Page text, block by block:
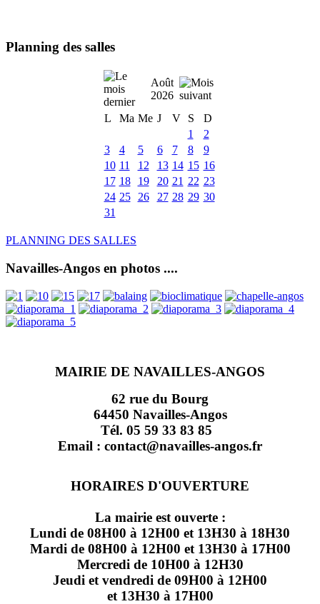
Planning des salles
Août
2026
L
Ma Me J V S
D
1
2
3
4 5 6 7 8
9
10 11 12 13 14 15 16
17 18 19 20 21 22 23
24 25 26 27 28 29 30
31
PLANNING DES SALLES
Navailles-Angos en photos ....
MAIRIE DE NAVAILLES-ANGOS
62 rue du Bourg
64450 Navailles-Angos
Tél. 05 59 33 83 85
Email : contact@navailles-angos.fr
HORAIRES D'OUVERTURE
La mairie est ouverte :
Lundi de 08H00 à 12H00 et 13H30 à 18H30
Mardi de 08H00 à 12H00 et 13H30 à 17H00
Mercredi de 10H00 à 12H30
Jeudi et vendredi de 09H00 à 12H00
et 13H30 à 17H00